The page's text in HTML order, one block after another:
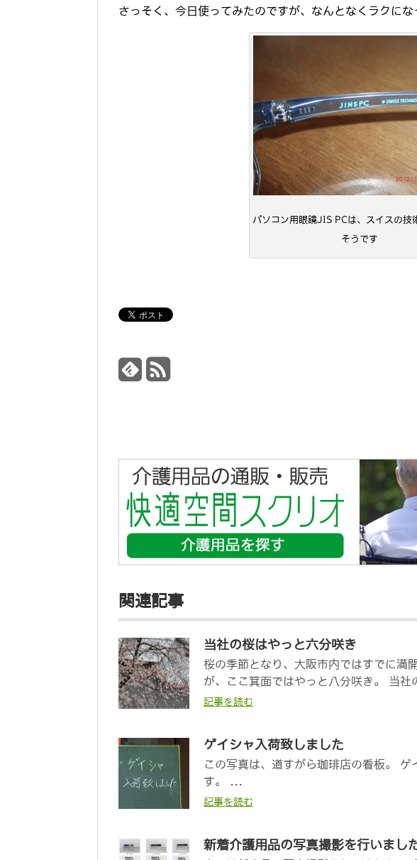
さっそく、今日使ってみたのですが、なんとなくラクにな
パソコン用眼鏡JIS PCは、スイスの技
そうです
関連記事
当社の桜はやっと六分咲き
桜の季節となり、大阪市内ではすでに満
が、ここ箕面ではやっと八分咲き。 当社
記事を読む
ゲイシャ入荷致しました
この写真は、道すがら珈琲店の看板。
す。 ...
記事を読む
新着介護用品の写真撮影を行いました